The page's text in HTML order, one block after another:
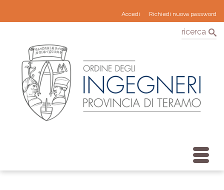
Accedi Richiedi nuova password
ricerca